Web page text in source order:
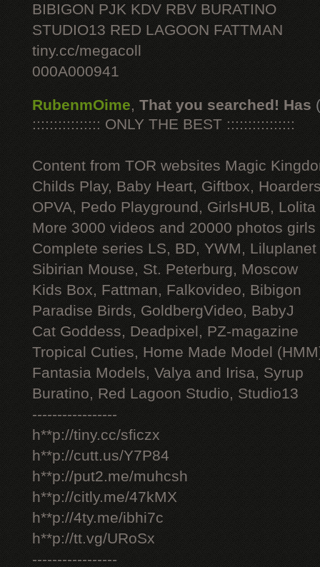
BIBIGON PJK KDV RBV BURATINO
STUDIO13 RED LAGOON FATTMAN
tiny.cc/megacoll
000A000941
RubenmOime, That you searched! Has
:::::::::::::::: ONLY THE BEST ::::::::::::::::
Content from TOR websites Magic
Childs Play, Baby Heart, Giftbox,
OPVA, Pedo Playground, GirlsHUB, Lolita
More 3000 videos and 20000 photos
Complete series LS, BD, YWM, Liluplanet
Sibirian Mouse, St. Peterburg, Moscow
Kids Box, Fattman, Falkovideo, Bibigon
Paradise Birds, GoldbergVideo, BabyJ
Cat Goddess, Deadpixel, PZ-magazine
Tropical Cuties, Home Made Model
Fantasia Models, Valya and Irisa, Syrup
Buratino, Red Lagoon Studio, Studio13
-----------------
h**p://tiny.cc/sficzx
h**p://cutt.us/Y7P84
h**p://put2.me/muhcsh
h**p://citly.me/47kMX
h**p://4ty.me/ibhi7c
h**p://tt.vg/URoSx
-----------------